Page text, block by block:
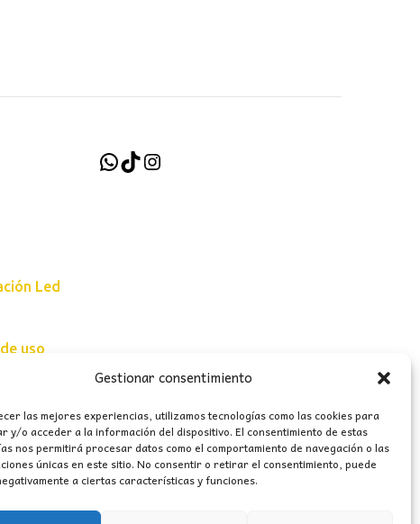
Gestionar consentimiento
las mejores experiencias, utilizamos tecnologías como las cookies para
y/o acceder a la información del dispositivo. El consentimiento de estas
nos permitirá procesar datos como el comportamiento de navegación o las
únicas en este sitio. No consentir o retirar el consentimiento, puede
a ciertas características y funciones.
Led
uso
WhatsApp
TikTokInstagram